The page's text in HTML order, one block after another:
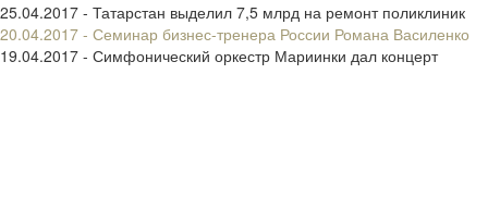
25.04.2017 - Татарстан выделил 7,5 млрд на ремонт поликлиник
20.04.2017 - Семинар бизнес-тренера России Романа Василенко
19.04.2017 - Симфонический оркестр Мариинки дал концерт